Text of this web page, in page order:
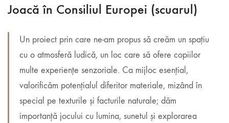
Joacă în Consiliul Europei (scuarul)
Un proiect prin care ne-am propus să creăm un spațiu
cu o atmosferă ludică, un loc care să ofere copiilor
multe experiențe senzoriale. Ca mijloc esențial,
valorificăm potențialul diferitor materiale, mizând în
special pe texturile și facturile naturale; dăm
importanță jocului cu lumina, sunetul și explorarea